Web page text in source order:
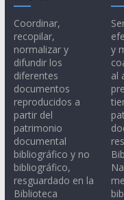
Coordinar,
recopilar,
normalizar y
difundir los
diferentes
documentos
reproducidos a
partir del
patrimonio
documental
bibliográfico y no
bibliográfico,
resguardado en la
Biblioteca
y
al